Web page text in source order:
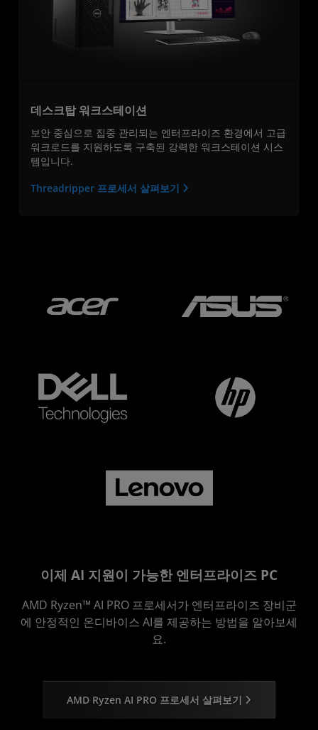
데스크탑 워크스테이션
보안 중심으로 집중 관리되는 엔터프라이즈 환경에서 고급
워크로드를 지원하도록 구축된 강력한 워크스테이션 시스
템입니다.
Threadripper 프로세서 살펴보기
이제 AI 지원이 가능한 엔터프라이즈 PC
AMD Ryzen™ AI PRO 프로세서가 엔터프라이즈 장비군
에 안정적인 온디바이스 AI를 제공하는 방법을 알아보세
요.
AMD Ryzen AI PRO 프로세서 살펴보기